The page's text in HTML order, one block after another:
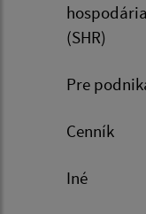
(SHR)
Pre
Cenník
Iné